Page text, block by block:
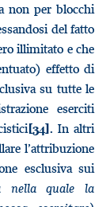
non per blocchi
del fatto
illimitato e che
effetto di
su tutte le
eserciti
[34]. In altri
l’attribuzione
esclusiva sui
nella quale la